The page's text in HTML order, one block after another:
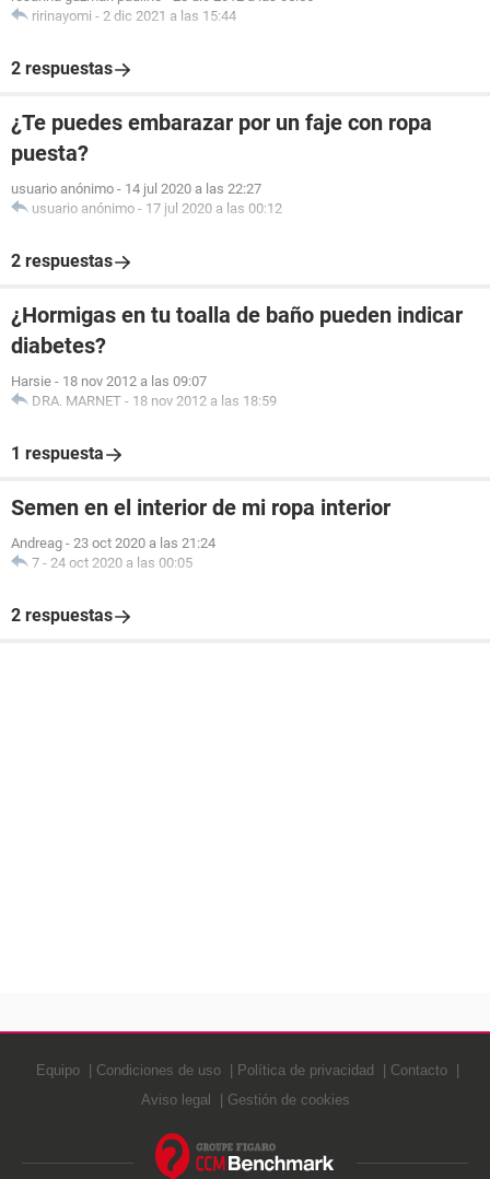
ririnayomi - 2 dic 2021 a las 15:44
2 respuestas
¿Te puedes embarazar por un faje con ropa
puesta?
usuario anónimo - 14 jul 2020 a las 22:27
usuario anónimo - 17 jul 2020 a las 00:12
2 respuestas
¿Hormigas en tu toalla de baño pueden indicar
diabetes?
Harsie - 18 nov 2012 a las 09:07
DRA. MARNET - 18 nov 2012 a las 18:59
1 respuesta
Semen en el interior de mi ropa interior
Andreag - 23 oct 2020 a las 21:24
7 - 24 oct 2020 a las 00:05
2 respuestas
Equipo Condiciones de uso Política de privacidad
Contacto
Aviso legal
Gestión de cookies